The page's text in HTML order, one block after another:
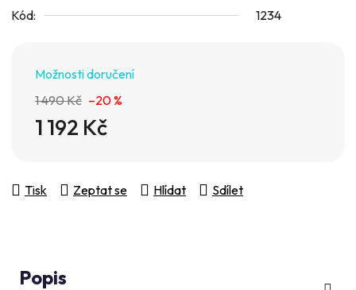
Kód:
1234
Možnosti doručení
1 490 Kč –20 %
1 192 Kč
Tisk Zeptat se Hlídat Sdílet
Popis